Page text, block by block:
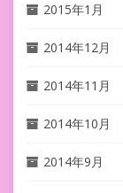
2015年1月
2014年12月
2014年11月
2014年10月
2014年9月